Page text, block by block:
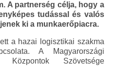
A partnerség célja, hogy a
tudással és valós
ki a munkaerőpiacra.
a hazai logisztikai szakma
A Magyarországi
Központok Szövetsége